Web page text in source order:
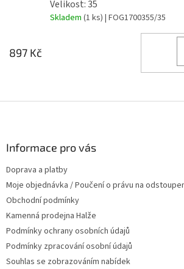
Velikost: 35
Skladem (1 ks) | FOG1700355/35
897 Kč
Informace pro vás
Doprava a platby
Moje objednávka / Poučení o právu na
Obchodní podmínky
Kamenná prodejna Halže
Podmínky ochrany osobních údajů
Podmínky zpracování osobní údajů
Souhlas se zobrazováním nabídek